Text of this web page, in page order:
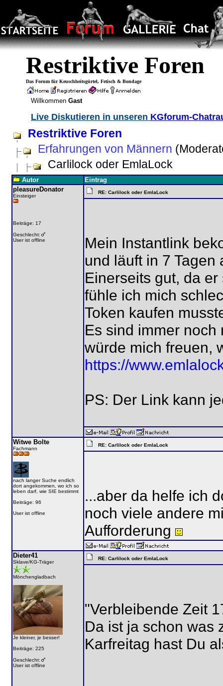
Restriktive Foren
Das Forum für Keuschheitsgürtel, Fetisch & Bondage
Willkommen Gast
Live Diskutieren in unseren KGforum-
Restriktive Foren
Erfahrungen von Männern
Carlilock oder EmlaLock
Autor
Eintrag
pleasureDonator
Einsteiger
Beiträge: 17
Geschlecht:
User ist offline
RE: Carlilock oder EmlaLock
Mein Instantlink
und läuft in 7 Tagen
Einerseits gut, da
fühle ich mich
Token kaufen
Es sind immer
würde mich freuen,
https://
PS: Der Link kann
Witwe Bolte
Fachmann
nach langer Suche endlich
dort angekommen, wo ich so
leben darf, wie SIE bestimmt
Beiträge: 96
User ist offline
RE: Carlilock oder EmlaLock
...aber da helfe ich
noch viele andere
Aufforderung
Dieter41
Sklave/KG-Träger
Mönchengladbach
Je kleiner, je besser!
Beiträge: 225
Geschlecht:
User ist offline
RE: Carlilock oder EmlaLock
"Verbleibende Zeit
Da ist ja schon was
Karfreitag hast Du